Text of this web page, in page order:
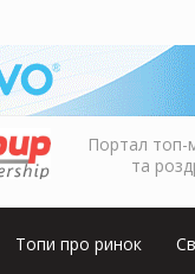
Портал топ-
та
Топи про ринок